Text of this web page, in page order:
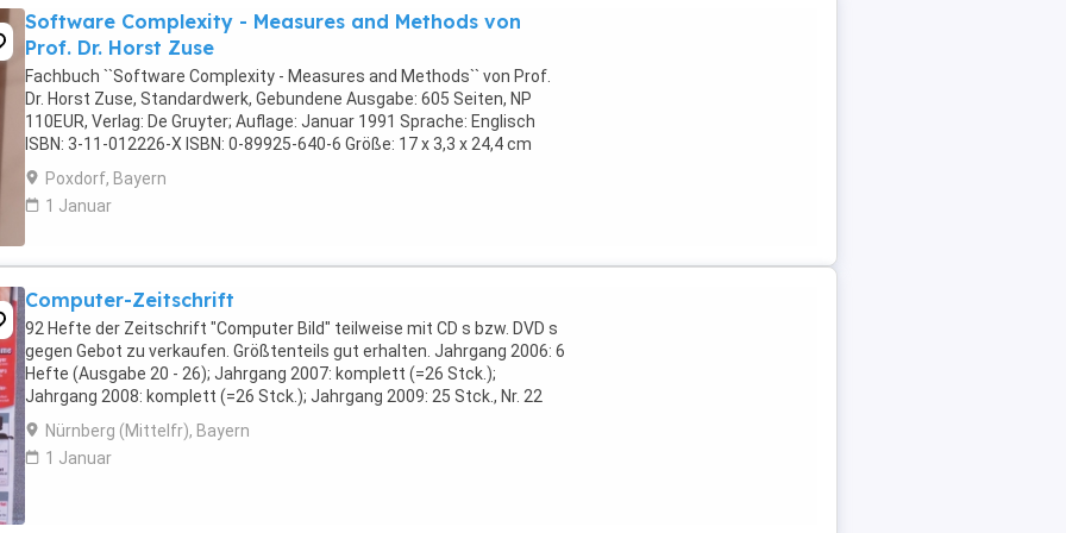
Software Complexity - Measures and Methods von
Prof. Dr. Horst Zuse
Fachbuch ``Software Complexity - Measures and Methods`` von Prof.
Dr. Horst Zuse, Standardwerk, Gebundene Ausgabe: 605 Seiten, NP
110EUR, Verlag: De Gruyter; Auflage: Januar 1991 Sprache: Englisch
ISBN: 3-11-012226-X ISBN: 0-89925-640-6 Größe: 17 x 3,3 x 24,4 cm
Neuwertig aus tierfreiem Nichtraucherhaushalt, Selbstabholung ...
Poxdorf, Bayern
1 Januar
Computer-Zeitschrift
92 Hefte der Zeitschrift "Computer Bild" teilweise mit CD s bzw. DVD s
gegen Gebot zu verkaufen. Größtenteils gut erhalten. Jahrgang 2006: 6
Hefte (Ausgabe 20 - 26); Jahrgang 2007: komplett (=26 Stck.);
Jahrgang 2008: komplett (=26 Stck.); Jahrgang 2009: 25 Stck., Nr. 22
fehlt; Jahrgang 2010: 9 Stck. ...
Nürnberg (Mittelfr), Bayern
1 Januar